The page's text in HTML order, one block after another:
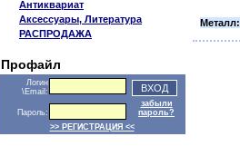
Антиквариат
Аксессуары, Литература
РАСПРОДАЖА
Профайл
Логин
\Email:
Пароль:
забыли
пароль?
>> РЕГИСТРАЦИЯ <<
Металл: